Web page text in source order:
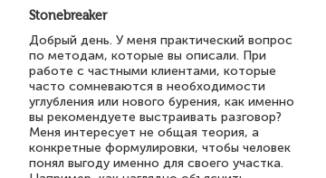
Stonebreaker
Добрый день. У меня практический вопрос
по методам, которые вы описали. При
работе с частными клиентами, которые
часто сомневаются в необходимости
углубления или нового бурения, как именно
вы рекомендуете выстраивать разговор?
Меня интересует не общая теория, а
конкретные формулировки, чтобы человек
понял выгоду именно для своего участка.